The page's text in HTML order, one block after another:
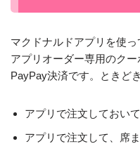
マクドナルドアプリを使っ
アプリオーダー専用のクー
PayPay決済です。ときど
アプリで注文しておい
アプリで注文して、席